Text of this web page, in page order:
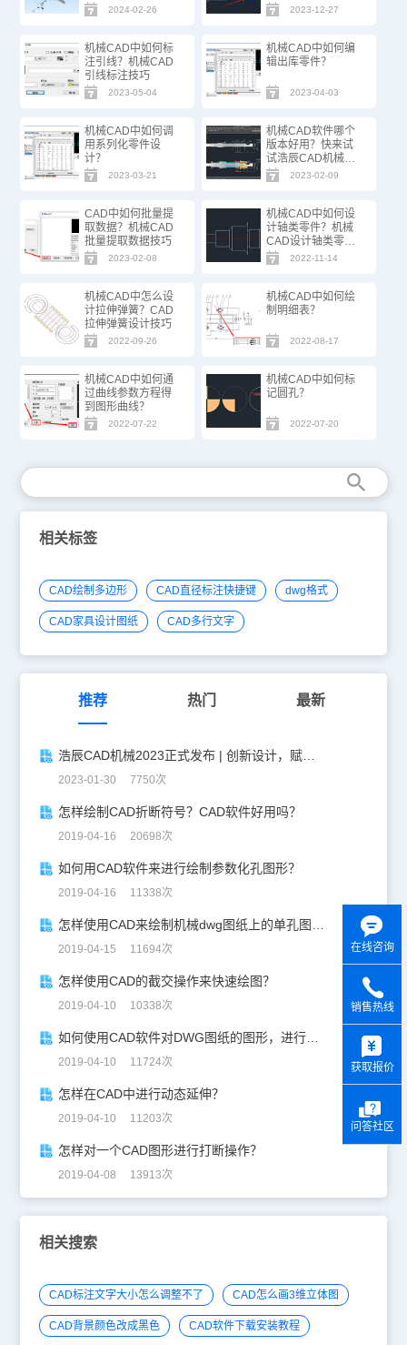
个新功能！
2024-02-26 2023-12-27
机械CAD中如何标
注引线？机械CAD
引线标注技巧
2023-05-04
机械CAD中如何编
辑出库零件？
2023-04-03
机械CAD中如何调
用系列化零件设
计？
2023-03-21
机械CAD软件哪个
版本好用？快来试
试浩辰CAD机械软
件！
2023-02-09
CAD中如何批量提
取数据？机械CAD
批量提取数据技巧
2023-02-08
机械CAD中如何设
计轴类零件？机械
CAD设计轴类零件
步骤
2022-11-14
机械CAD中怎么设
计拉伸弹簧？CAD
拉伸弹簧设计技巧
2022-09-26
机械CAD中如何绘
制明细表？
2022-08-17
机械CAD中如何通
过曲线参数方程得
到图形曲线？
2022-07-22
机械CAD中如何标
记圆孔？
2022-07-20
相关标签
CAD绘制多边形 CAD直径标注快捷键 dwg格式
CAD家具设计图纸 CAD多行文字
推荐 热门 最新
浩辰CAD机械2023正式发布 | 创新设计，赋能智造！
2023-01-30 7750次
怎样绘制CAD折断符号？CAD软件好用吗？
2019-04-16 20698次
如何用CAD软件来进行绘制参数化孔图形？
2019-04-16 11338次
2019-04-15 11694次
怎样使用CAD的截交操作来快速绘图？
2019-04-10 10338次
如何使用CAD软件对DWG图纸的图形，进行合并图元？
2019-04-10 11724次
怎样在CAD中进行动态延伸？
2019-04-10 11203次
怎样对一个CAD图形进行打断操作？
2019-04-08 13913次
相关搜索
CAD标注文字大小怎么调整不了 CAD怎么画3维立体图
CAD背景颜色改成黑色 CAD软件下载安装教程
在线咨询
销售热线
获取报价
问答社区